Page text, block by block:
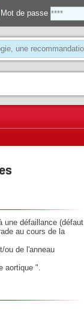
Mot de passe
une défaillance (défaut
au cours de la
ou de l'anneau
aortique ".